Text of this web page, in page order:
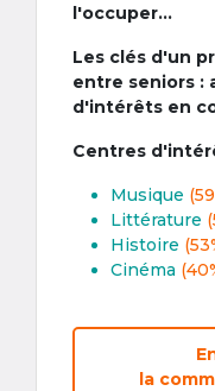
l'occuper...
Les clés d'un
entre seniors :
d'intérêts en
Centres
Musique
Littérature
Histoire
Cinéma
la